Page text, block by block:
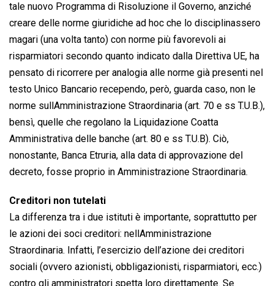
tale nuovo Programma di Risoluzione il Governo, anziché
creare delle norme giuridiche ad hoc che lo disciplinassero
magari (una volta tanto) con norme più favorevoli ai
risparmiatori secondo quanto indicato dalla Direttiva UE, ha
pensato di ricorrere per analogia alle norme già presenti nel
testo Unico Bancario recependo, però, guarda caso, non le
norme sullAmministrazione Straordinaria (art. 70 e ss T.U.B.),
bensì, quelle che regolano la Liquidazione Coatta
Amministrativa delle banche (art. 80 e ss T.U.B). Ciò,
nonostante, Banca Etruria, alla data di approvazione del
decreto, fosse proprio in Amministrazione Straordinaria.
Creditori non tutelati
La differenza tra i due istituti è importante, soprattutto per
le azioni dei soci creditori: nellAmministrazione
Straordinaria. Infatti, l’esercizio dell’azione dei creditori
sociali (ovvero azionisti, obbligazionisti, risparmiatori, ecc.)
contro gli amministratori spetta loro direttamente. Se